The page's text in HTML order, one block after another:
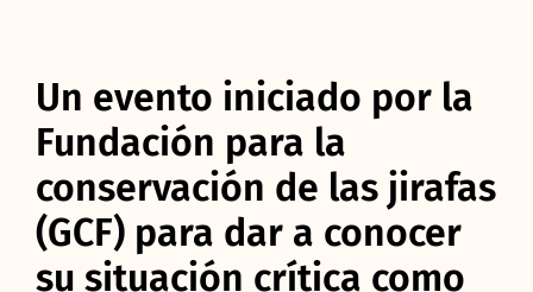
Un evento iniciado por la
Fundación para la
conservación de las jirafas
(GCF) para dar a conocer
su situación crítica como